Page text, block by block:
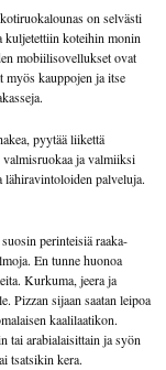
on selvästi
kuljetettiin koteihin monin
mobiilisovellukset ovat
myös kauppojen ja itse
pyytää liikettä
valmisruokaa ja valmiiksi
lähiravintoloiden palveluja.
perinteisiä raaka-
En tunne huonoa
Kurkuma, jeera ja
Pizzan sijaan saatan leipoa
kaalilaatikon.
tai arabialaisittain ja syön
tsatsikin kera.